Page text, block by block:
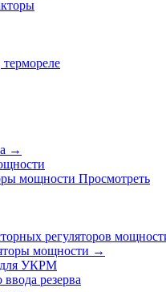
→
мощности Просмотреть
регуляторов
мощности →
для УКРМ
ввода резерва